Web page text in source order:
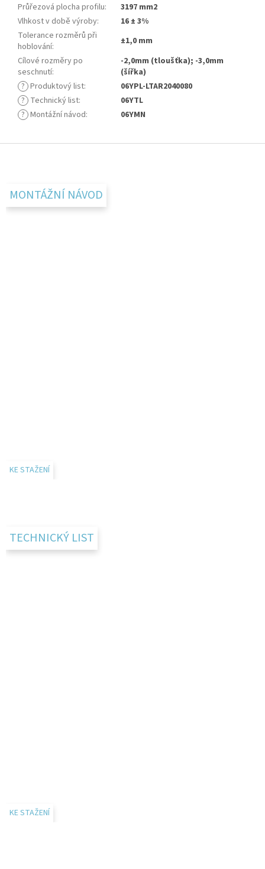
Průřezová plocha profilu:
3197 mm2
Vlhkost v době výroby:
16 ± 3%
Tolerance rozměrů při
hoblování:
±1,0 mm
Cílové rozměry po
seschnutí:
-2,0mm (tloušťka); -3,0mm
(šířka)
? Produktový list:
06YPL-LTAR2040080
? Technický list:
06YTL
? Montážní návod: 06YMN
MONTÁŽNÍ NÁVOD
KE STAŽENÍ
TECHNICKÝ LIST
KE STAŽENÍ